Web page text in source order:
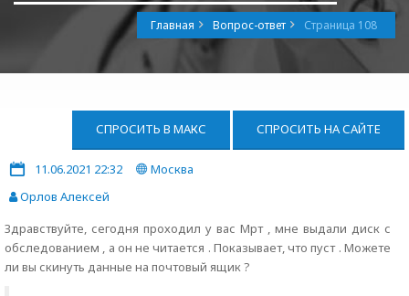
Главная Вопрос-ответ Страница 108
СПРОСИТЬ В МАКС СПРОСИТЬ НА САЙТЕ
11.06.2021 22:32
Москва
Орлов Алексей
Здравствуйте, сегодня проходил у вас Мрт , мне выдали диск с
обследованием , а он не читается . Показывает, что пуст . Можете
ли вы скинуть данные на почтовый ящик ?